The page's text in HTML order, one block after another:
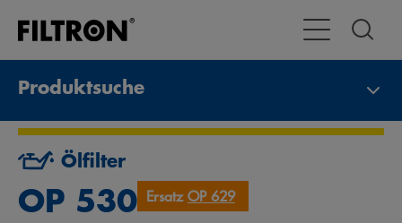
Toggle
Produktsuche
Ölfilter
OP 530 ErsatzOP 629